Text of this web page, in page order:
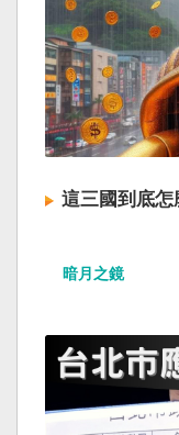
這三國到底怎
暗月之鏡